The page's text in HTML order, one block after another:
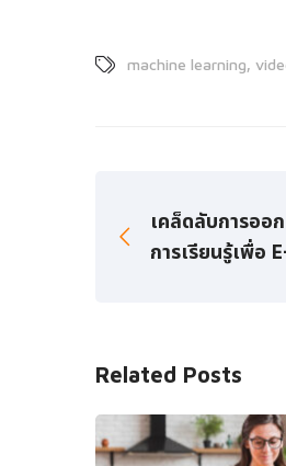
machine learning,
เคล็ดลับการออ
การเรียนรู้เพื่อ
Related Posts